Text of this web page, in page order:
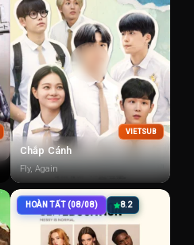
VIETSUB
Chắp Cánh
Fly, Again
HOÀN TẤT (08/08) 8.2